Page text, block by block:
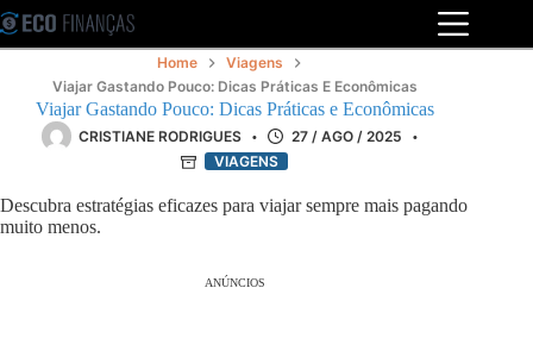
Pular
para
o
Home
Viagens
Viajar Gastando Pouco: Dicas Práticas E Econômicas
Viajar Gastando Pouco: Dicas Práticas e Econômicas
CRISTIANE RODRIGUES
27 / AGO / 2025
VIAGENS
Descubra estratégias eficazes para viajar sempre mais pagando
muito menos.
ANÚNCIOS